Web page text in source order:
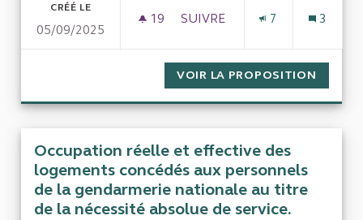
CRÉÉ LE
05/09/2025
19 19 ABONNÉS
SUIVRE
7 3
VOIR LA PROPOSITION
Occupation réelle et effective des
logements concédés aux personnels
de la gendarmerie nationale au titre
de la nécessité absolue de service.